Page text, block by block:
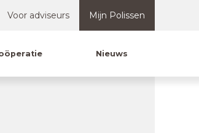
Voor adviseurs Mijn Polissen
Nieuws